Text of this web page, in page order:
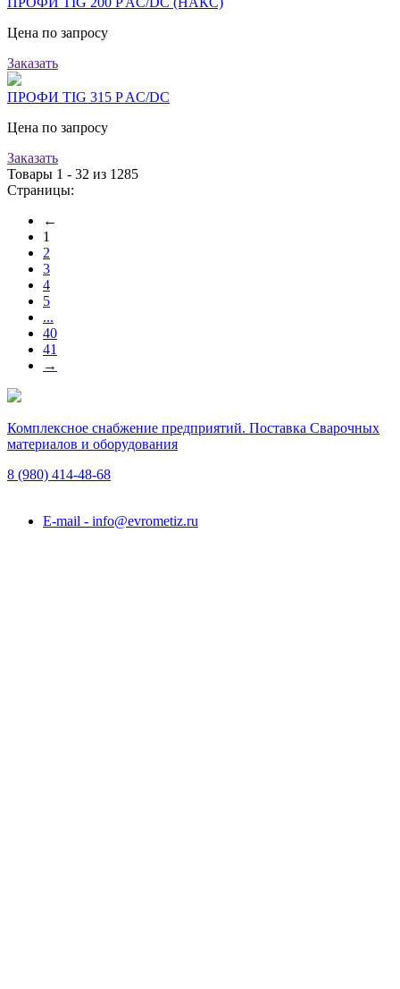
Цена по запросу
Заказать
ПРОФИ TIG 315 P AC/DC
Цена по запросу
Заказать
Товары 1 - 32 из 1285
Страницы:
←
1
2
3
4
5
...
40
41
→
Комплексное снабжение предприятий. Поставка Сварочных
материалов и оборудования
8 (980) 414-48-68
E-mail - info@evrometiz.ru